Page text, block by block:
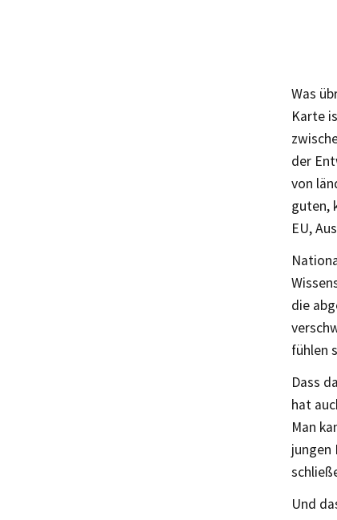
Was
Karte
der
von
guten,
EU,
die
fühlen
Dass
hat
Man
jungen
Und